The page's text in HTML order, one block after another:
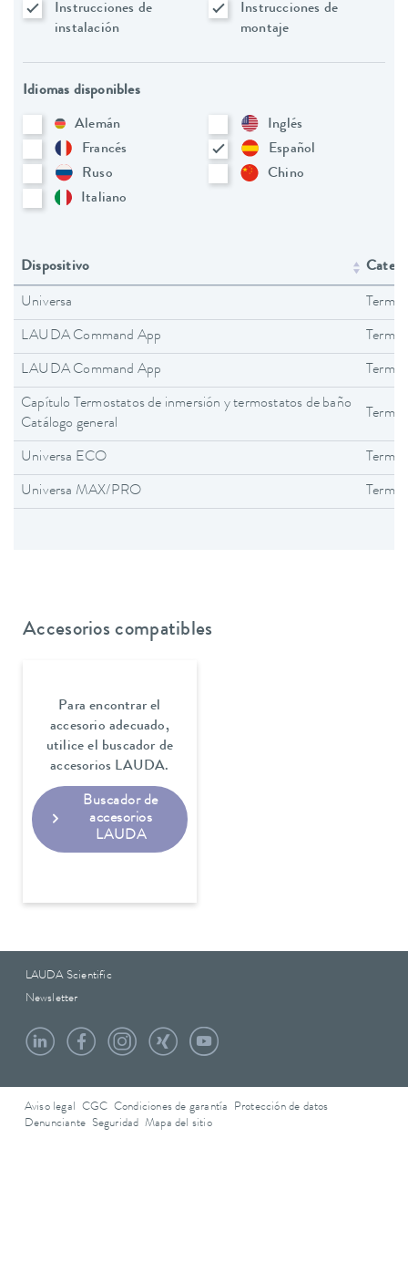
Instrucciones de
instalación
Instrucciones de
montaje
Idiomas disponibles
Alemán
Inglés
Francés
Español
Ruso
Chino
Italiano
Dispositivo
Universa
LAUDA Command App
LAUDA Command App
Capítulo Termostatos de inmersión y termostatos de baño
Catálogo general
Universa ECO
Universa MAX/PRO
Accesorios compatibles
Para encontrar el
accesorio adecuado,
utilice el buscador de
accesorios LAUDA.
Buscador de
accesorios
LAUDA
LAUDA Scientific
Newsletter
Aviso legal CGC Condiciones de garantía
Protección de datos
Denunciante Seguridad Mapa del sitio